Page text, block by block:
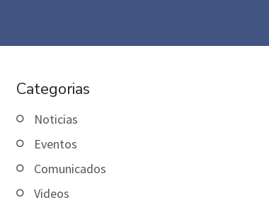
Categorias
Noticias
Eventos
Comunicados
Videos